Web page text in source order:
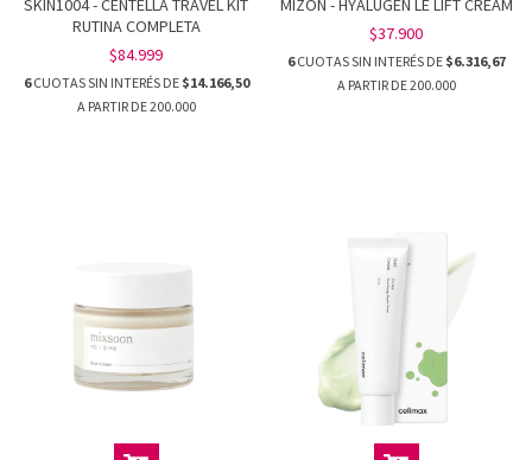
RUTINA COMPLETA
$84.999
6CUOTAS SIN INTERÉS DE $14.166,50
$37.900
6CUOTAS SIN INTERÉS DE $6.316,67